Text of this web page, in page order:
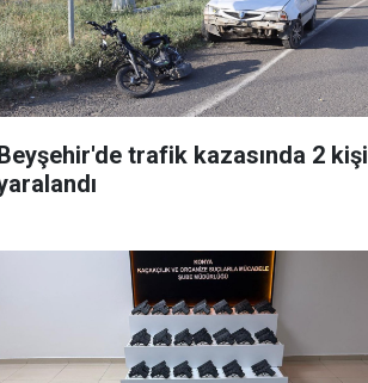
trafik kazasında 2 kişi